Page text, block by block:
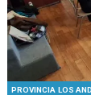
PROVINCIA LOS